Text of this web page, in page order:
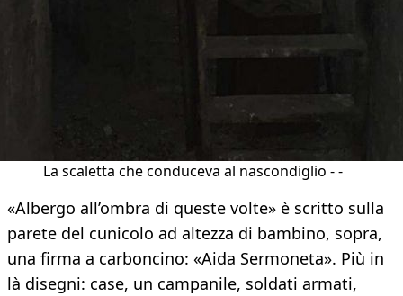
La scaletta che conduceva al nascondiglio - -
«Albergo all’ombra di queste volte» è scritto sulla
parete del cunicolo ad altezza di bambino, sopra,
una firma a carboncino: «Aida Sermoneta». Più in
là disegni: case, un campanile, soldati armati,